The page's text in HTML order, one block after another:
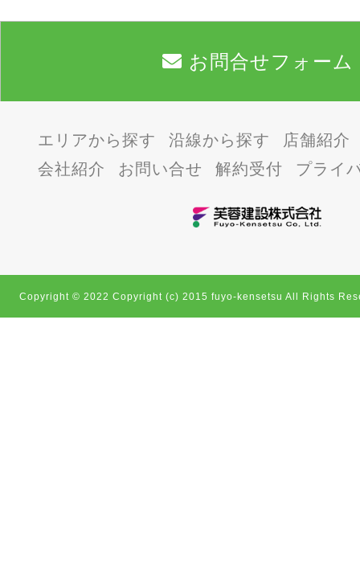
お問合せフォーム
エリアから探す 沿線から探す
店舗紹介
会社紹介
お問い合せ 解約受付 プライ
Copyright © 2022 Copyright (c) 2015 fuyo-kensetsu All Rights